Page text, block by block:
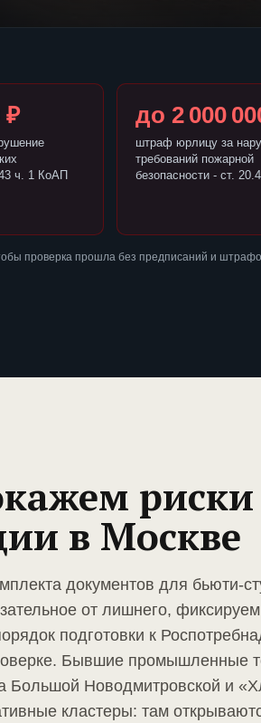
₽
ч. 1 КоАП
до 2 000
штраф юрлицу за
требований пожарной
безопасности - ст.
проверка прошла без предписаний и
в Москве
документов для бьюти-
от лишнего,
подготовки к
Бывшие промышленные
Большой Новодмитровской и
кластеры: там